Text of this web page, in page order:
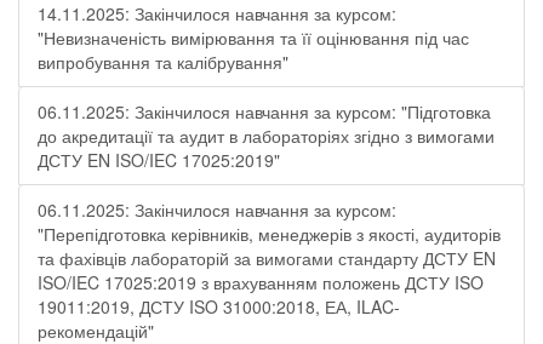
14.11.2025: Закінчилося навчання за курсом:
"Невизначеність вимірювання та її оцінювання під час
випробування та калібрування"
06.11.2025: Закінчилося навчання за курсом: "Підготовка
до акредитації та аудит в лабораторіях згідно з вимогами
ДСТУ EN ISO/IEC 17025:2019"
06.11.2025: Закінчилося навчання за курсом:
"Перепідготовка керівників, менеджерів з якості, аудиторів
та фахівців лабораторій за вимогами стандарту ДСТУ EN
ISO/IEC 17025:2019 з врахуванням положень ДСТУ ISO
19011:2019, ДСТУ ISO 31000:2018, ЕА, ILAC-
рекомендацій"